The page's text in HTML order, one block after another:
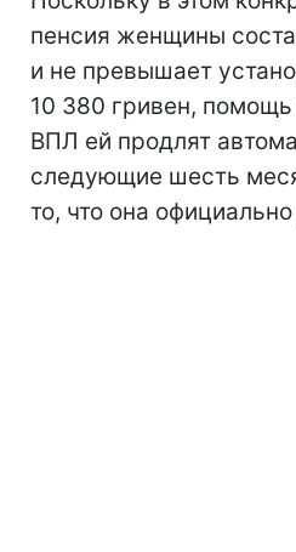
пенсия женщины
и не превышает
10 380 гривен,
ВПЛ ей продлят
следующие шесть
то, что она официально